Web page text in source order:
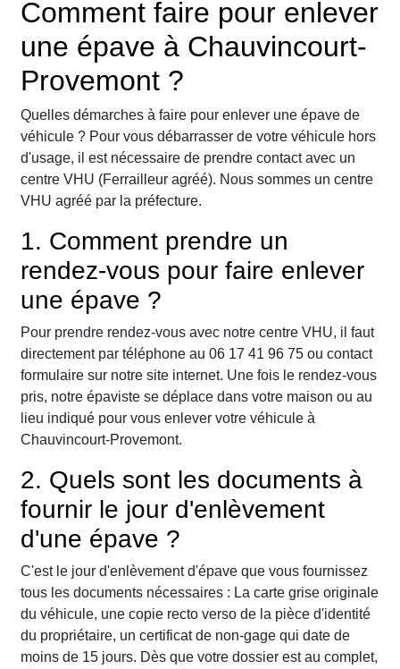
Comment faire pour enlever
une épave à Chauvincourt-
Provemont ?
Quelles démarches à faire pour enlever une épave de
véhicule ? Pour vous débarrasser de votre véhicule hors
d'usage, il est nécessaire de prendre contact avec un
centre VHU (Ferrailleur agréé). Nous sommes un centre
VHU agréé par la préfecture.
1. Comment prendre un
rendez-vous pour faire enlever
une épave ?
Pour prendre rendez-vous avec notre centre VHU, il faut
directement par téléphone au 06 17 41 96 75 ou contact
formulaire sur notre site internet. Une fois le rendez-vous
pris, notre épaviste se déplace dans votre maison ou au
lieu indiqué pour vous enlever votre véhicule à
Chauvincourt-Provemont.
2. Quels sont les documents à
fournir le jour d'enlèvement
d'une épave ?
C'est le jour d'enlèvement d'épave que vous fournissez
tous les documents nécessaires : La carte grise originale
du véhicule, une copie recto verso de la pièce d'identité
du propriétaire, un certificat de non-gage qui date de
moins de 15 jours. Dès que votre dossier est au complet,